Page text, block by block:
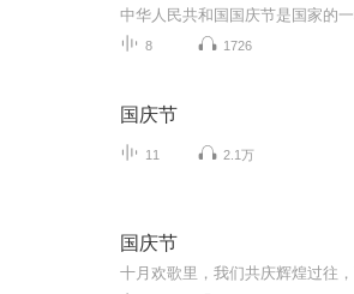
8 1726
国庆节
11 2.1万
国庆节